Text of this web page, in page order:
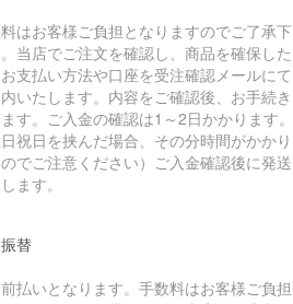
はお客様ご負担となりますのでご了承下
当店でご注文を確認し、商品を確保した
支払い方法や口座を受注確認メールにて
いたします。内容をご確認後、お手続き
す。ご入金の確認は1～2日かかります。
日祝日を挟んだ場合、その分時間がかかり
でご注意ください）ご入金確認後に発送
ます。
替
払いとなります。手数料はお客様ご負担